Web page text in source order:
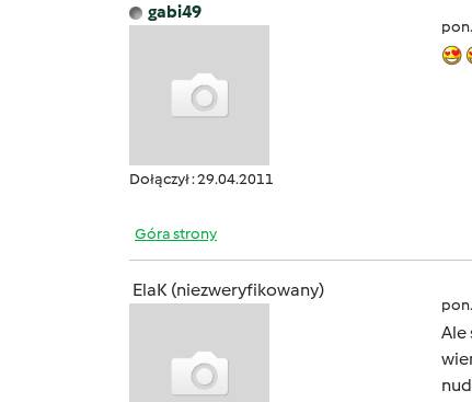
gabi49
Dołączył : 29.04.2011
Góra strony
ElaK (niezweryfikowany)
Ale